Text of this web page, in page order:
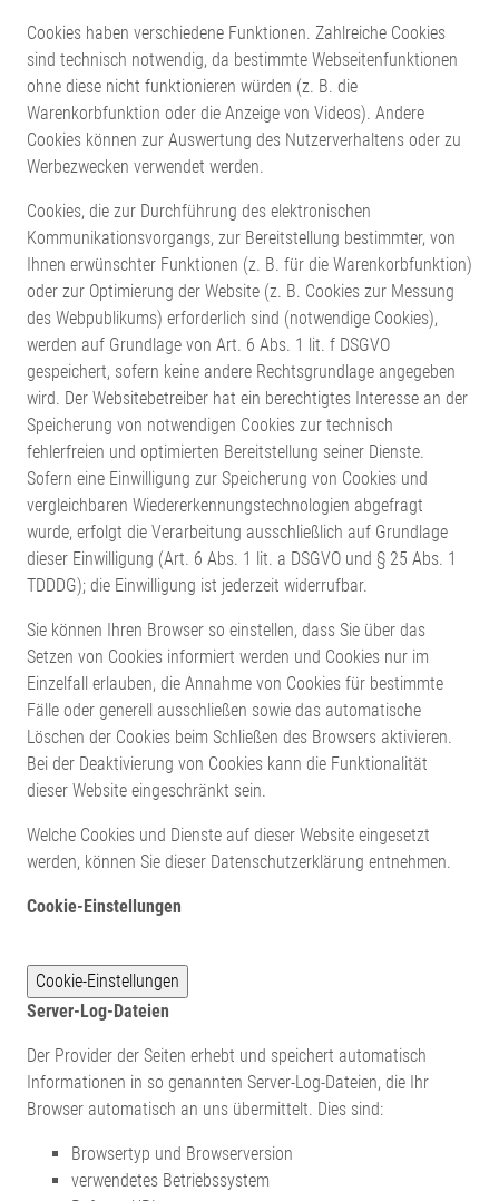
Cookies haben verschiedene Funktionen. Zahlreiche Cookies
sind technisch notwendig, da bestimmte Webseitenfunktionen
ohne diese nicht funktionieren würden (z. B. die
Warenkorbfunktion oder die Anzeige von Videos). Andere
Cookies können zur Auswertung des Nutzerverhaltens oder zu
Werbezwecken verwendet werden.
Cookies, die zur Durchführung des elektronischen
Kommunikationsvorgangs, zur Bereitstellung bestimmter, von
Ihnen erwünschter Funktionen (z. B. für die Warenkorbfunktion)
oder zur Optimierung der Website (z. B. Cookies zur Messung
des Webpublikums) erforderlich sind (notwendige Cookies),
werden auf Grundlage von Art. 6 Abs. 1 lit. f DSGVO
gespeichert, sofern keine andere Rechtsgrundlage angegeben
wird. Der Websitebetreiber hat ein berechtigtes Interesse an der
Speicherung von notwendigen Cookies zur technisch
fehlerfreien und optimierten Bereitstellung seiner Dienste.
Sofern eine Einwilligung zur Speicherung von Cookies und
vergleichbaren Wiedererkennungstechnologien abgefragt
wurde, erfolgt die Verarbeitung ausschließlich auf Grundlage
dieser Einwilligung (Art. 6 Abs. 1 lit. a DSGVO und § 25 Abs. 1
TDDDG); die Einwilligung ist jederzeit widerrufbar.
Sie können Ihren Browser so einstellen, dass Sie über das
Setzen von Cookies informiert werden und Cookies nur im
Einzelfall erlauben, die Annahme von Cookies für bestimmte
Fälle oder generell ausschließen sowie das automatische
Löschen der Cookies beim Schließen des Browsers aktivieren.
Bei der Deaktivierung von Cookies kann die Funktionalität
dieser Website eingeschränkt sein.
Welche Cookies und Dienste auf dieser Website eingesetzt
werden, können Sie dieser Datenschutzerklärung entnehmen.
Cookie-Einstellungen
Cookie-Einstellungen
Server-Log-Dateien
Der Provider der Seiten erhebt und speichert automatisch
Informationen in so genannten Server-Log-Dateien, die Ihr
Browser automatisch an uns übermittelt. Dies sind:
Browsertyp und Browserversion
verwendetes Betriebssystem